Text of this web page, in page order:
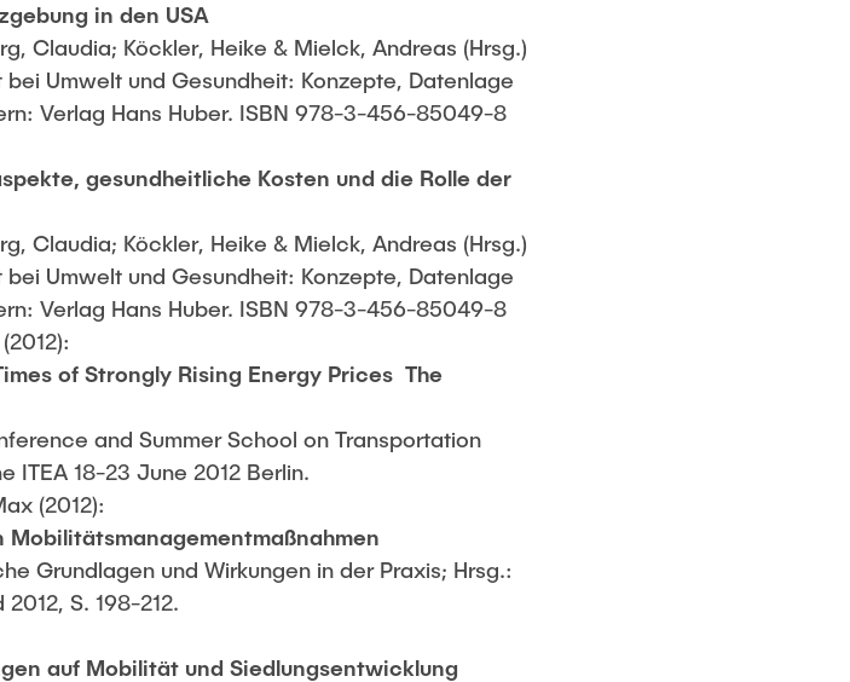
in den USA
Claudia; Köckler, Heike & Mielck, Andreas (Hrsg.)
Umwelt und Gesundheit: Konzepte, Datenlage
Verlag Hans Huber. ISBN 978-3-456-85049-8
gesundheitliche Kosten und die Rolle der
Claudia; Köckler, Heike & Mielck, Andreas (Hrsg.)
Umwelt und Gesundheit: Konzepte, Datenlage
Verlag Hans Huber. ISBN 978-3-456-85049-8
of Strongly Rising Energy Prices  The
and Summer School on Transportation
ITEA 18-23 June 2012 Berlin.
(2012):
Grundlagen und Wirkungen in der Praxis; Hrsg.:
S. 198-212.
auf Mobilität und Siedlungsentwicklung